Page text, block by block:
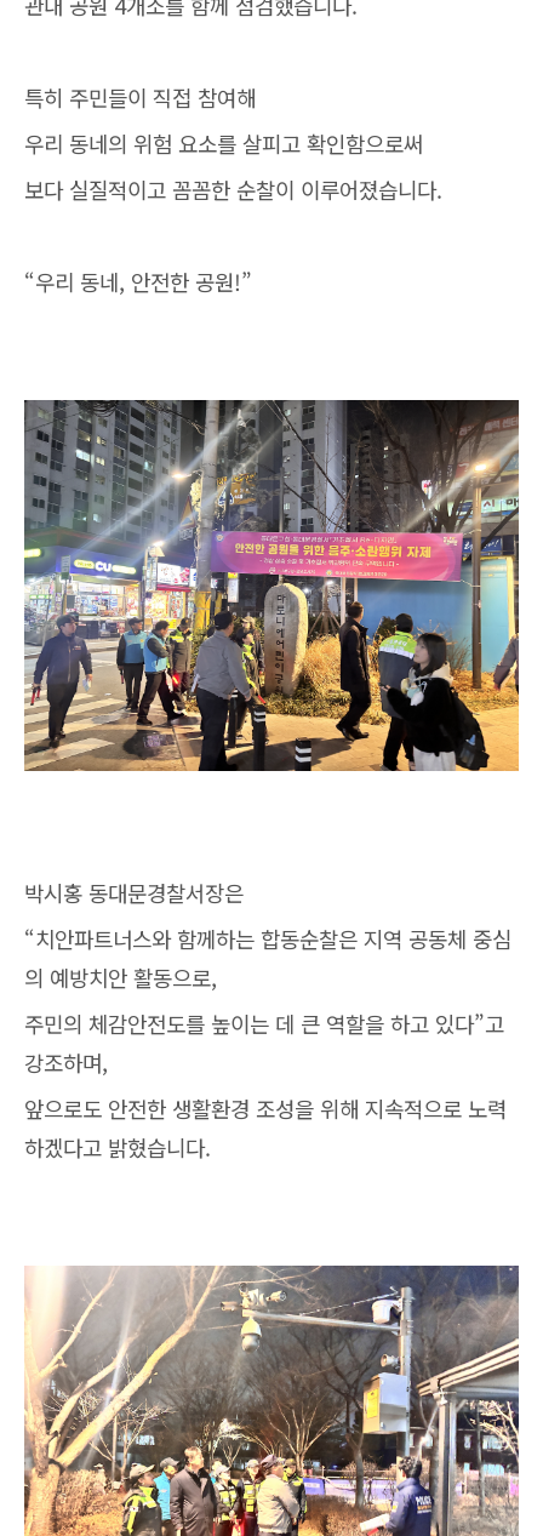
특히 주민들이 직접 참여해
우리 동네의 위험 요소를 살피고 확인함으로써
보다 실질적이고 꼼꼼한 순찰이 이루어졌습니다.
“우리 동네, 안전한 공원!”
박시홍 동대문경찰서장은
“치안파트너스와 함께하는 합동순찰은 지역 공동체 중심
의 예방치안 활동으로,
주민의 체감안전도를 높이는 데 큰 역할을 하고 있다”고
강조하며,
앞으로도 안전한 생활환경 조성을 위해 지속적으로 노력
하겠다고 밝혔습니다.